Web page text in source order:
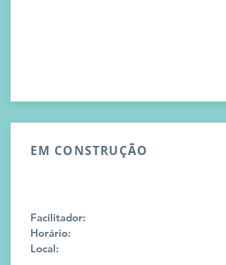
EM CONSTRUÇÃO
Facilitador:
Horário:
Local: